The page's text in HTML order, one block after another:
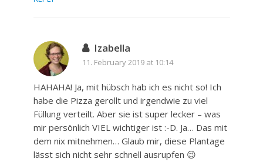
Izabella
11. February 2019 at 10:14
HAHAHA! Ja, mit hübsch hab ich es nicht so! Ich
habe die Pizza gerollt und irgendwie zu viel
Füllung verteilt. Aber sie ist super lecker – was
mir persönlich VIEL wichtiger ist :-D. Ja… Das mit
dem nix mitnehmen… Glaub mir, diese Plantage
lässt sich nicht sehr schnell ausrupfen 😉